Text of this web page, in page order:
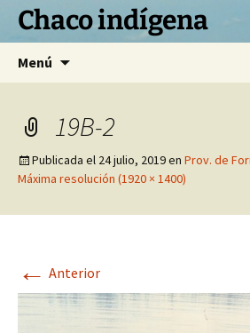
Chaco indígena
Menú
19B-2
Publicada el 24 julio, 2019en Prov. de
Máxima resolución (1920 × 1400)
← Anterior